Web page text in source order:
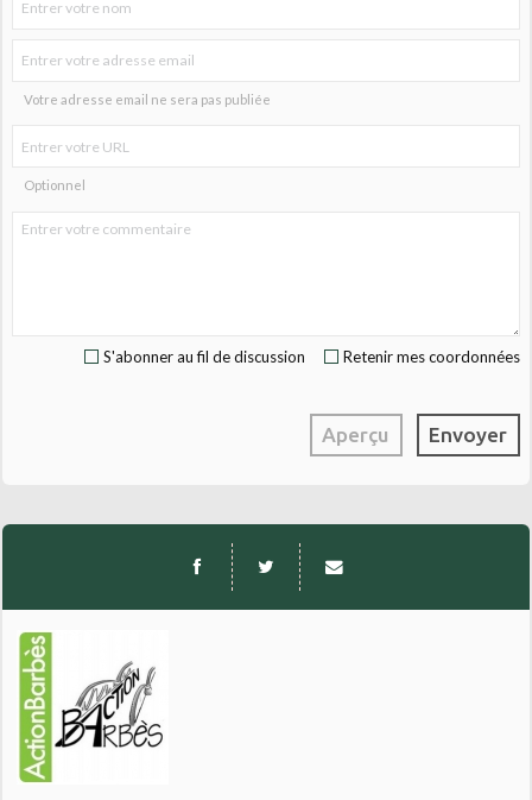
Votre adresse email ne sera pas publiée
Optionnel
Retenir mes coordonnées
S'abonner au fil de discussion